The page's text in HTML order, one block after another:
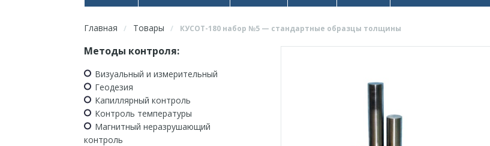
Главная / Товары / КУСОТ-180 набор №5 — стандартные образцы толщины
Методы контроля:
Визуальный и измерительный
Геодезия
Капиллярный контроль
Контроль температуры
Магнитный неразрушающий
контроль